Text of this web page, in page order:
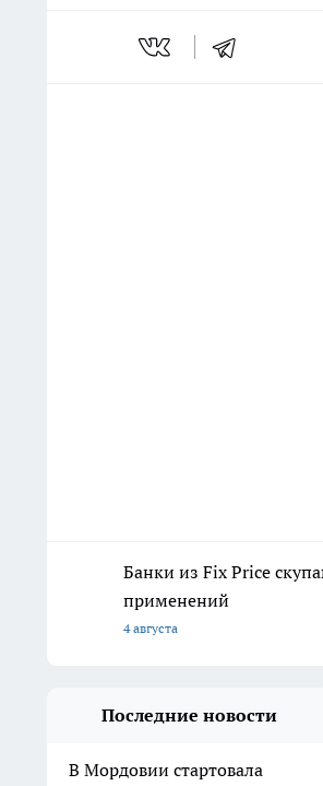
Банки из Fix Price
применений
4 августа
Последние новости
В Мордовии стартовала